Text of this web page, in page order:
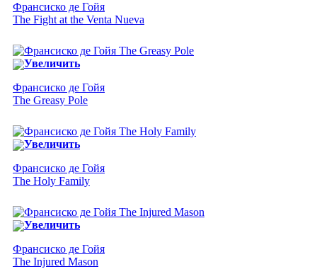
Франсиско де Гойя
The Fight at the Venta Nueva
Увеличить
Франсиско де Гойя
The Greasy Pole
Увеличить
Франсиско де Гойя
The Holy Family
Увеличить
Франсиско де Гойя
The Injured Mason